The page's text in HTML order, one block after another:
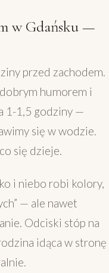
w Gdańsku —
przed zachodem.
humorem i
1-1,5 godziny —
się w wodzie.
się dzieje.
i niebo robi kolory,
— ale nawet
Odciski stóp na
idąca w stronę